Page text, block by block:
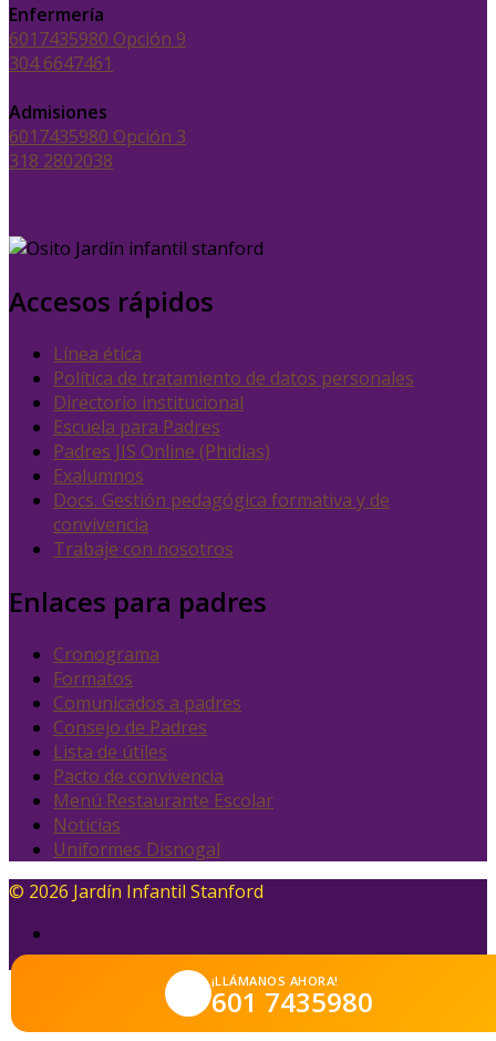
Enfermería
6017435980 Opción 9
304 6647461
Admisiones
6017435980 Opción 3
318 2802038
Accesos rápidos
Línea ética
Política de tratamiento de datos personales
Directorio institucional
Escuela para Padres
Padres JIS Online (Phidias)
Exalumnos
Docs. Gestión pedagógica formativa y de
convivencia
Trabaje con nosotros
Enlaces para padres
Cronograma
Formatos
Comunicados a padres
Consejo de Padres
Lista de útiles
Pacto de convivencia
Menú Restaurante Escolar
Noticias
Uniformes Disnogal
© 2026 Jardín Infantil Stanford
¡LLÁMANOS AHORA!
601 7435980